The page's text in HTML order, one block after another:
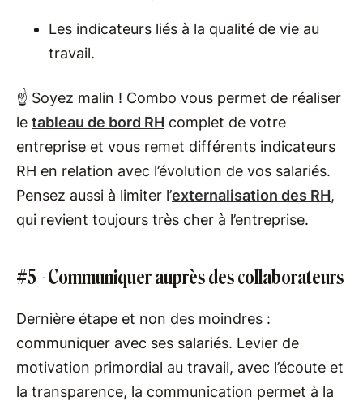
Les indicateurs liés à la qualité de vie au
travail.
☝️ Soyez malin ! Combo vous permet de réaliser
le tableau de bord RH complet de votre
entreprise et vous remet différents indicateurs
RH en relation avec l’évolution de vos salariés.
Pensez aussi à limiter l’externalisation des RH,
qui revient toujours très cher à l’entreprise.
#5 - Communiquer auprès des collaborateurs
Dernière étape et non des moindres :
communiquer avec ses salariés. Levier de
motivation primordial au travail, avec l’écoute et
la transparence, la communication permet à la